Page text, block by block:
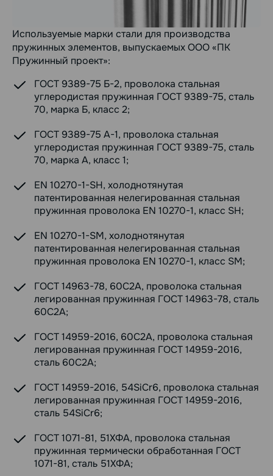
Используемые марки стали для производства
пружинных элементов, выпускаемых ООО «ПК
Пружинный проект»:
ГОСТ 9389-75 Б-2, проволока стальная
углеродистая пружинная ГОСТ 9389-75, сталь
70, марка Б, класс 2;
ГОСТ 9389-75 А-1, проволока стальная
углеродистая пружинная ГОСТ 9389-75, сталь
70, марка А, класс 1;
EN 10270-1-SH, холоднотянутая
патентированная нелегированная стальная
пружинная проволока EN 10270-1, класс SH;
EN 10270-1-SM, холоднотянутая
патентированная нелегированная стальная
пружинная проволока EN 10270-1, класс SM;
ГОСТ 14963-78, 60С2А, проволока стальная
легированная пружинная ГОСТ 14963-78, сталь
60С2А;
ГОСТ 14959-2016, 60С2А, проволока стальная
легированная пружинная ГОСТ 14959-2016,
сталь 60С2А;
ГОСТ 14959-2016, 54SiCr6, проволока стальная
легированная пружинная ГОСТ 14959-2016,
сталь 54SiCr6;
ГОСТ 1071-81, 51ХФА, проволока стальная
пружинная термически обработанная ГОСТ
1071-81, сталь 51ХФА;